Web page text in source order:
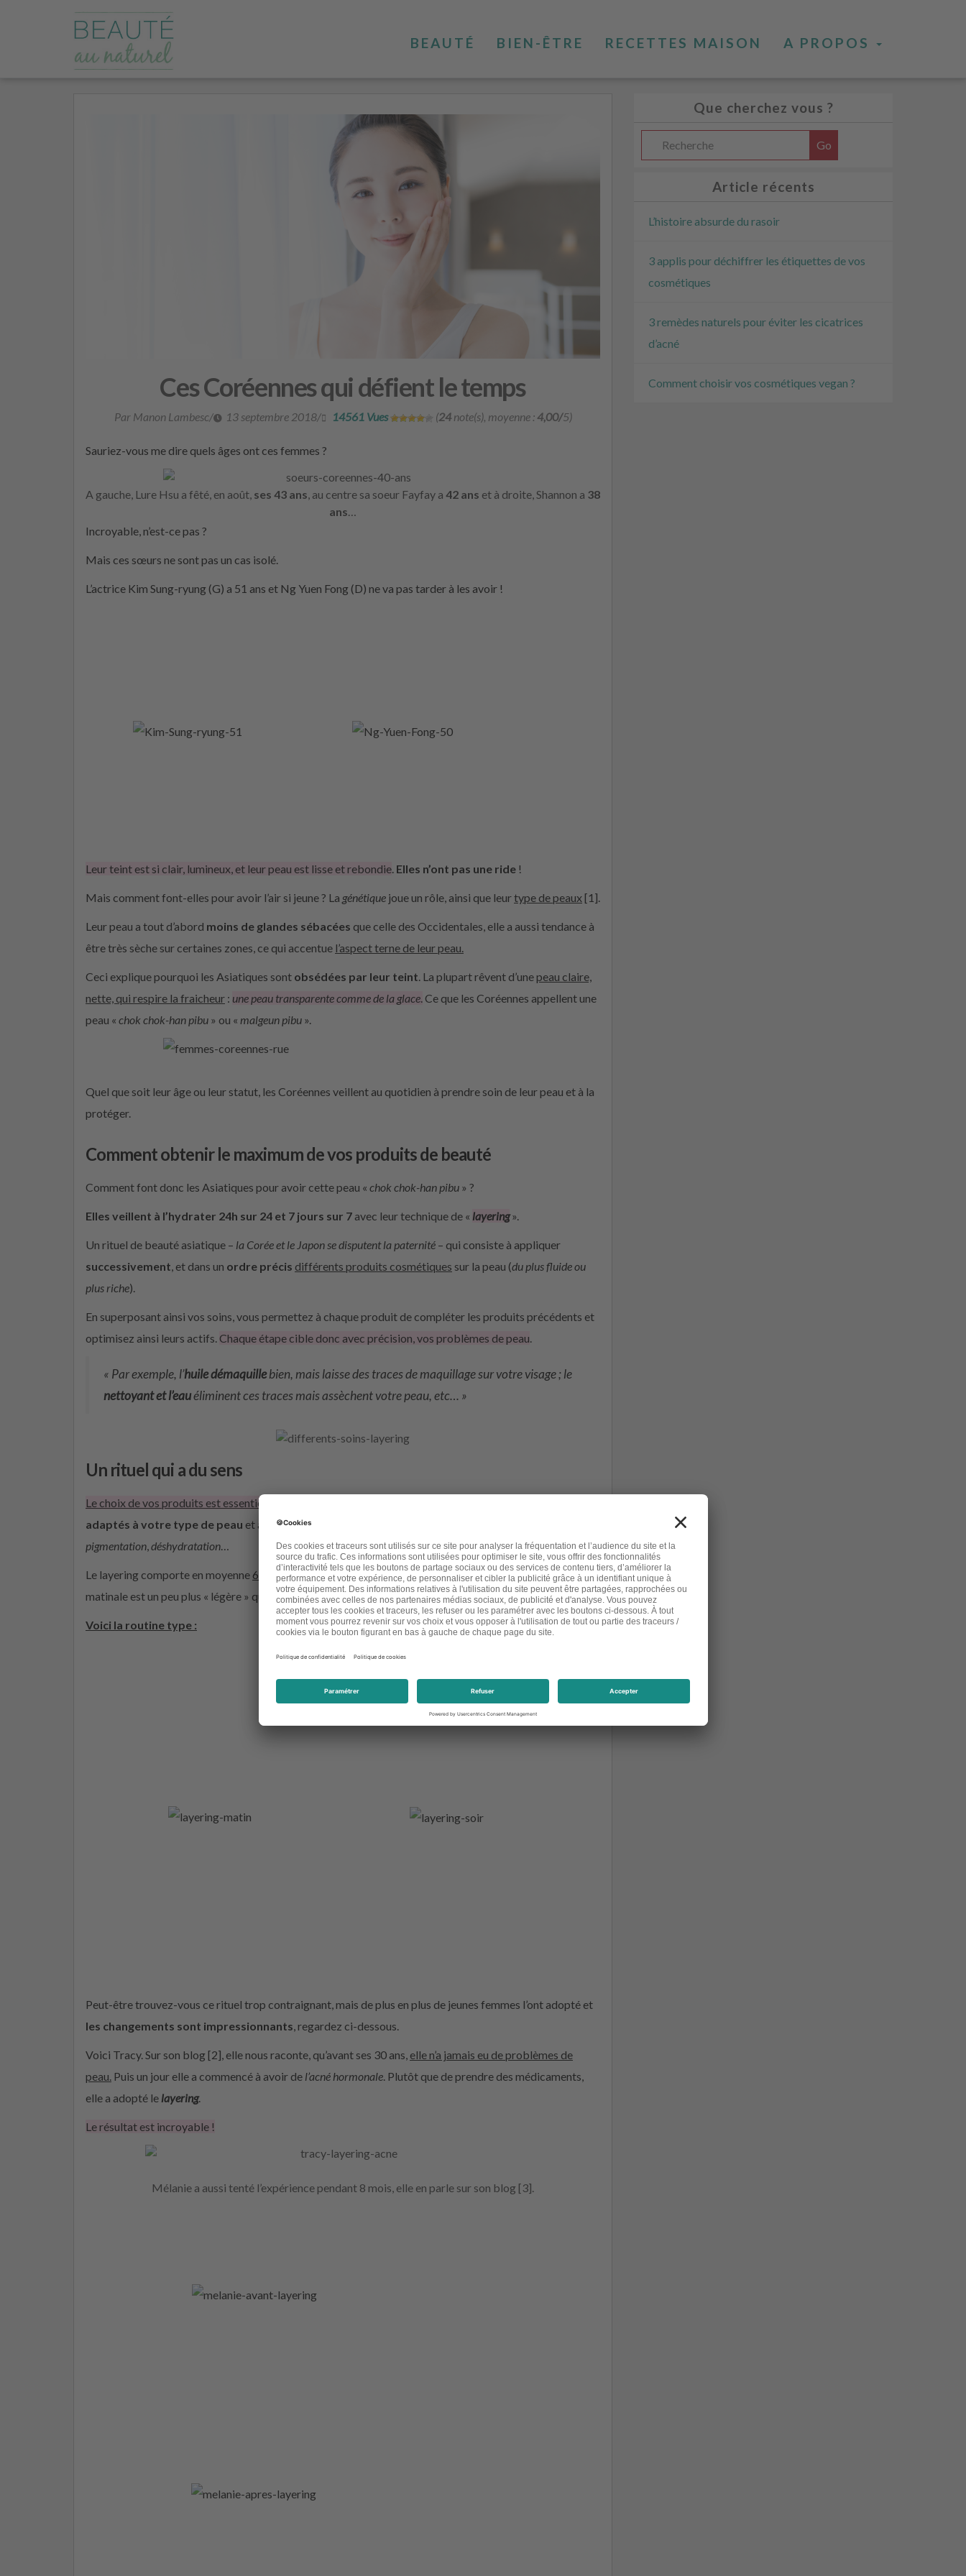
BEAUTÉ BIEN-ÊTRE RECETTES MAISON A PROPOS
Ces Coréennes qui défient le temps
Par Manon Lambesc/ 13 septembre 2018/ 14561 Vues (24note(s), moyenne : 4,00/5)
Sauriez-vous me dire quels âges ont ces femmes ?
A gauche, Lure Hsu a fêté, en août, ses 43 ans, au centre sa soeur Fayfay a 42 ans et à droite, Shannon a 38
ans…
Incroyable, n’est-ce pas ?
Mais ces sœurs ne sont pas un cas isolé.
L’actrice Kim Sung-ryung (G) a 51 ans et Ng Yuen Fong (D) ne va pas tarder à les avoir !
Leur teint est si clair, lumineux, et leur peau est lisse et rebondie. Elles n’ont pas une ride !
Mais comment font-elles pour avoir l’air si jeune ? La génétique joue un rôle, ainsi que leurtype de peaux[1].
Leur peau a tout d’abord moins de glandes sébacées que celle des Occidentales, elle a aussi tendance à
être très sèche sur certaines zones, ce qui accentue l’aspect terne de leur peau.
Ceci explique pourquoi les Asiatiques sont obsédées par leur teint. La plupart rêvent d’unepeau claire,
nette, qui respire la fraicheur : une peau transparente comme de la glace. Ce que les Coréennes appellent une
peau « chokchok-han pibu » ou « malgeun pibu ».
Quel que soit leur âge ou leur statut, les Coréennes veillent au quotidien à prendre soin de leur peau et à la
protéger.
Comment obtenir le maximum de vos produits de beauté
Comment font donc les Asiatiques pour avoir cette peau « chokchok-han pibu » ?
Elles veillent à l’hydrater 24h sur 24 et 7 jours sur 7 avec leur technique de « layering».
Un rituel de beauté asiatique – la Corée et le Japon se disputent la paternité – qui consiste à appliquer
successivement, et dans un ordre précis différents produits cosmétiques sur la peau (du plus fluide ou
plus riche).
En superposant ainsi vos soins, vous permettez à chaque produit de compléter les produits précédents et
optimisez ainsi leurs actifs.Chaque étape cible donc avec précision, vos problèmes de peau.
« Par exemple, l’huile démaquillebien, mais laisse des traces de maquillage sur votre visage ; le
nettoyant et l’eauéliminent ces traces mais assèchent votre peau, etc… »
Un rituel qui a du sens
Le choix de vos produits est essentiel
adaptés à votre type de peau et à ce que vous désirez
pigmentation,déshydratation…
Le layering comporte en moyenne 6 étapes(parfois 10), et s’effectue deux fois par jour. La version
matinale est un peu plus « légère » que le rituel du coucher.
Voici la routine type :
Peut-être trouvez-vous ce rituel trop contraignant, mais de plus en plus de jeunes femmes l’ont adopté et
les changements sont impressionnants, regardez ci-dessous.
Voici Tracy. Sur son blog [2], elle nous raconte, qu’avant ses 30 ans, elle n’a jamais eu de problèmes de
peau. Puis un jour elle a commencé à avoir de l’acné hormonale. Plutôt que de prendre des médicaments,
elle a adopté le layering.
Le résultat est incroyable !
Mélanie a aussi tenté l’expérience pendant 8 mois, elle en parle sur son blog [3].
Que cherchez vous ?
Article récents
L’histoire absurde du rasoir
3 applis pour déchiffrer les étiquettes de vos
cosmétiques
3 remèdes naturels pour éviter les cicatrices
d’acné
Comment choisir vos cosmétiques vegan ?